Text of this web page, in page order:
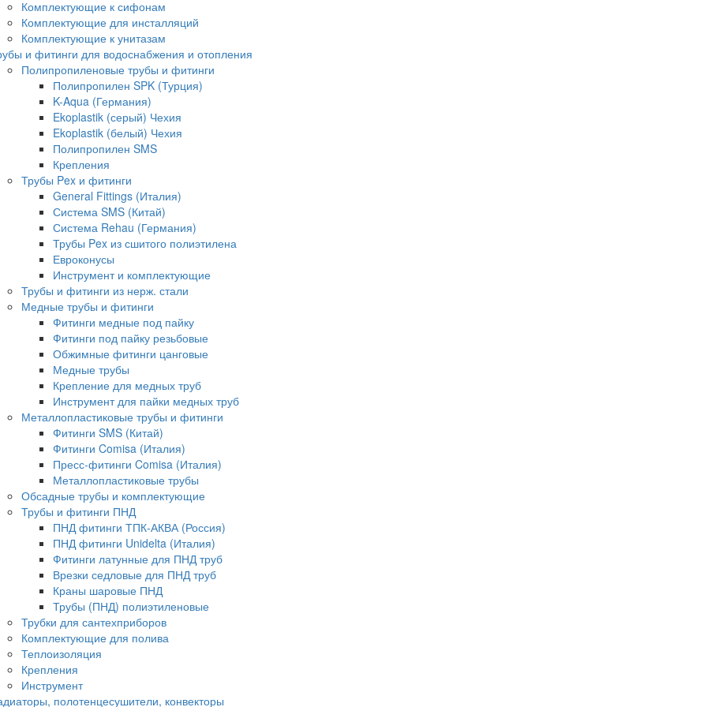
Комплектующие к сифонам
Комплектующие для инсталляций
Комплектующие к унитазам
и фитинги для водоснабжения и отопления
Полипропиленовые трубы и фитинги
Полипропилен SPK (Турция)
K-Aqua (Германия)
Ekoplastik (серый) Чехия
Ekoplastik (белый) Чехия
Полипропилен SMS
Крепления
Трубы Pex и фитинги
General Fittings (Италия)
Система SMS (Китай)
Система Rehau (Германия)
Трубы Pex из сшитого полиэтилена
Евроконусы
Инструмент и комплектующие
Трубы и фитинги из нерж. стали
Медные трубы и фитинги
Фитинги медные под пайку
Фитинги под пайку резьбовые
Обжимные фитинги цанговые
Медные трубы
Крепление для медных труб
Инструмент для пайки медных труб
Металлопластиковые трубы и фитинги
Фитинги SMS (Китай)
Фитинги Comisa (Италия)
Пресс-фитинги Comisa (Италия)
Металлопластиковые трубы
Обсадные трубы и комплектующие
Трубы и фитинги ПНД
ПНД фитинги ТПК-АКВА (Россия)
ПНД фитинги Unidelta (Италия)
Фитинги латунные для ПНД труб
Врезки седловые для ПНД труб
Краны шаровые ПНД
Трубы (ПНД) полиэтиленовые
Трубки для сантехприборов
Комплектующие для полива
Теплоизоляция
Крепления
Инструмент
полотенцесушители, конвекторы